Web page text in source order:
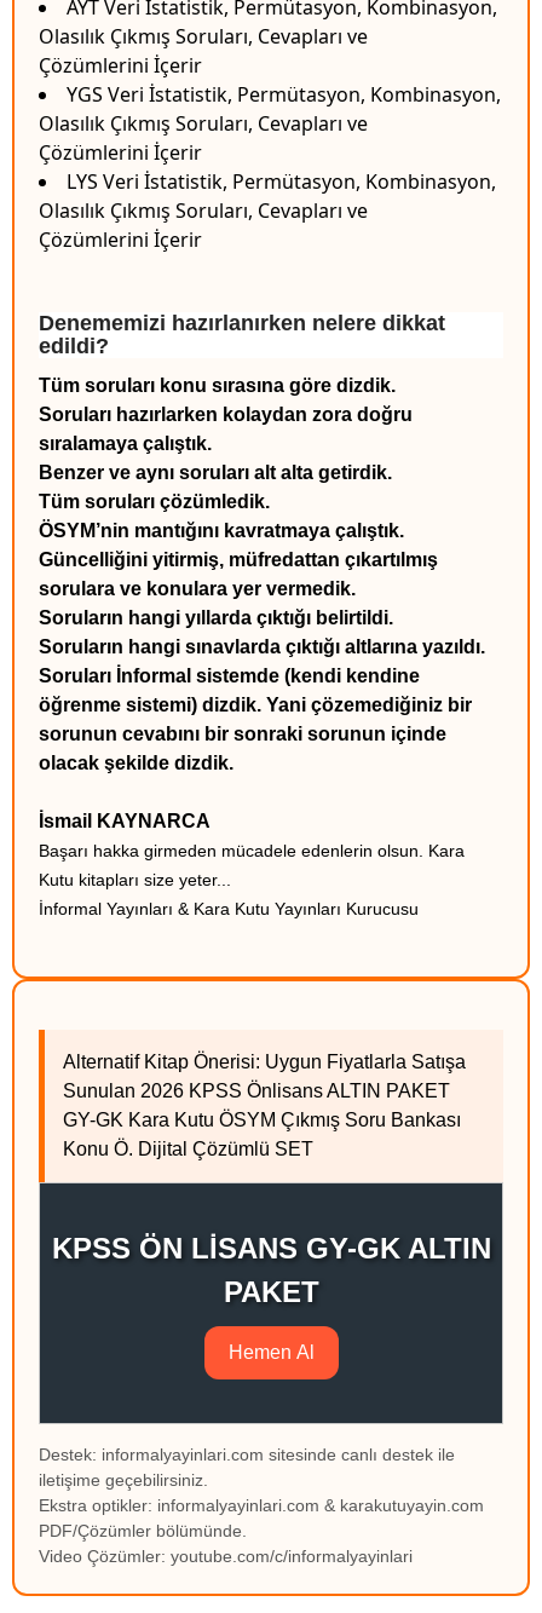
AYT Veri İstatistik, Permütasyon, Kombinasyon,
Olasılık Çıkmış Soruları, Cevapları ve
Çözümlerini İçerir
YGS Veri İstatistik, Permütasyon, Kombinasyon,
Olasılık Çıkmış Soruları, Cevapları ve
Çözümlerini İçerir
LYS Veri İstatistik, Permütasyon, Kombinasyon,
Olasılık Çıkmış Soruları, Cevapları ve
Çözümlerini İçerir
Denememizi hazırlanırken nelere dikkat
edildi?
Tüm soruları konu sırasına göre dizdik.
Soruları hazırlarken kolaydan zora doğru
sıralamaya çalıştık.
Benzer ve aynı soruları alt alta getirdik.
Tüm soruları çözümledik.
ÖSYM’nin mantığını kavratmaya çalıştık.
Güncelliğini yitirmiş, müfredattan çıkartılmış
sorulara ve konulara yer vermedik.
Soruların hangi yıllarda çıktığı belirtildi.
Soruların hangi sınavlarda çıktığı altlarına yazıldı.
Soruları İnformal sistemde (kendi kendine
öğrenme sistemi) dizdik. Yani çözemediğiniz bir
sorunun cevabını bir sonraki sorunun içinde
olacak şekilde dizdik.
İsmail KAYNARCA
Başarı hakka girmeden mücadele edenlerin olsun. Kara
Kutu kitapları size yeter...
İnformal Yayınları & Kara Kutu Yayınları Kurucusu
Alternatif Kitap Önerisi: Uygun Fiyatlarla Satışa
Sunulan 2026 KPSS Önlisans ALTIN PAKET
GY-GK Kara Kutu ÖSYM Çıkmış Soru Bankası
Konu Ö. Dijital Çözümlü SET
KPSS ÖN LİSANS GY-GK ALTIN
PAKET
Hemen Al
Destek: informalyayinlari.com sitesinde canlı destek ile
iletişime geçebilirsiniz.
Ekstra optikler: informalyayinlari.com & karakutuyayin.com
PDF/Çözümler bölümünde.
Video Çözümler: youtube.com/c/informalyayinlari